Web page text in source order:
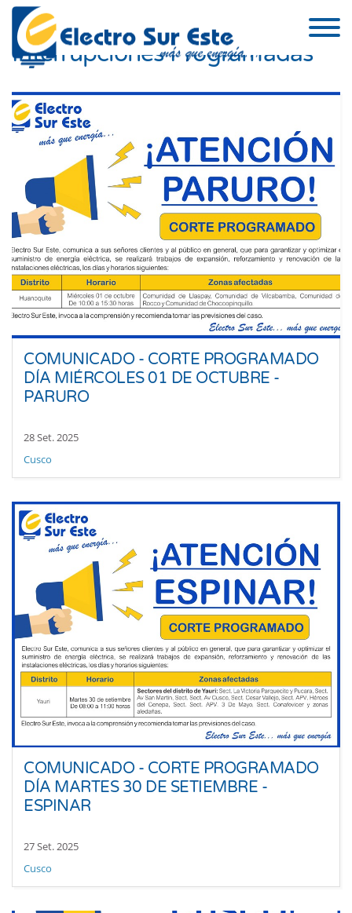
Interrupciones Programadas
COMUNICADO - CORTE PROGRAMADO
DÍA MIÉRCOLES 01 DE OCTUBRE -
PARURO
28 Set. 2025
Cusco
COMUNICADO - CORTE PROGRAMADO
DÍA MARTES 30 DE SETIEMBRE -
ESPINAR
27 Set. 2025
Cusco